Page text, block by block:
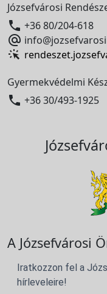
Józsefvárosi
 +36 80/204-618

Gyermekvédelmi
 +36 30/493-1925
A Józsefvárosi
Iratkozzon fel a
hírleveleire!